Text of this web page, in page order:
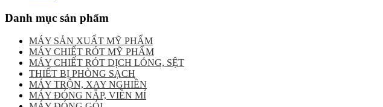
Danh mục sản phẩm
MÁY SẢN XUẤT MỸ PHẨM
MÁY CHIẾT RÓT MỸ PHẨM
MÁY CHIẾT RÓT DỊCH LỎNG, SỆT
THIẾT BỊ PHÒNG SẠCH
MÁY TRỘN, XAY NGHIỀN
MÁY ĐÓNG NẮP, VIỀN MÍ